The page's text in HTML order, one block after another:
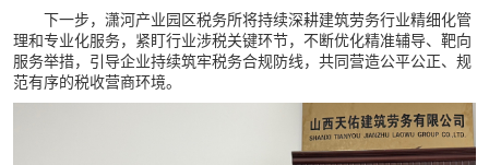
下一步，潇河产业园区税务所将持续深耕建筑劳务行业精细化管
理和专业化服务，紧盯行业涉税关键环节，不断优化精准辅导、靶向
服务举措，引导企业持续筑牢税务合规防线，共同营造公平公正、规
范有序的税收营商环境。